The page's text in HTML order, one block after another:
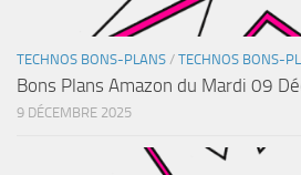
TECHNOS BONS-PLANS / TECHNOS BONS-
Bons Plans Amazon du Mardi 09
9 DÉCEMBRE 2025